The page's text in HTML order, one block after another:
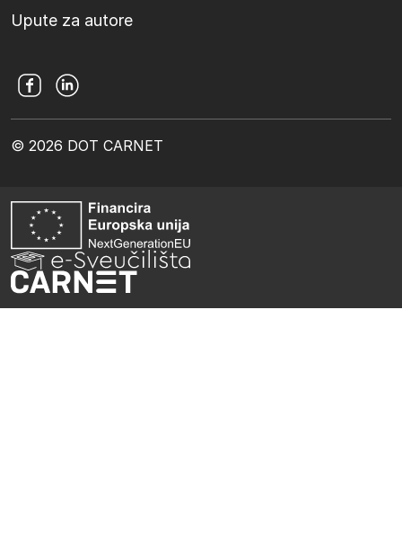
Upute za autore
© 2026 DOT CARNET